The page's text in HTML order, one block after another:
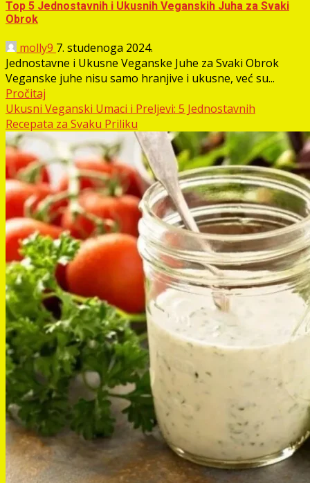
Top 5 Jednostavnih i Ukusnih Veganskih Juha za Svaki
Obrok
molly9 7. studenoga 2024.
Jednostavne i Ukusne Veganske Juhe za Svaki Obrok
Veganske juhe nisu samo hranjive i ukusne, već su...
Pročitaj
Ukusni Veganski Umaci i Preljevi: 5 Jednostavnih
Recepata za Svaku Priliku